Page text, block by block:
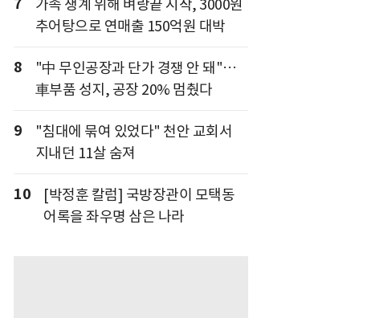
가족 생계 위해 벼랑끝 시작, 3000원
추어탕으로 연매출 150억원 대박
8
"中 무인공장과 단가 경쟁 안 돼"…
車부품 성지, 공장 20% 멈췄다
9
"침대에 묶여 있었다" 천안 교회서
지내던 11살 숨져
10
[박정훈 칼럼] 국방장관이 모택동
어록을 좌우명 삼은 나라